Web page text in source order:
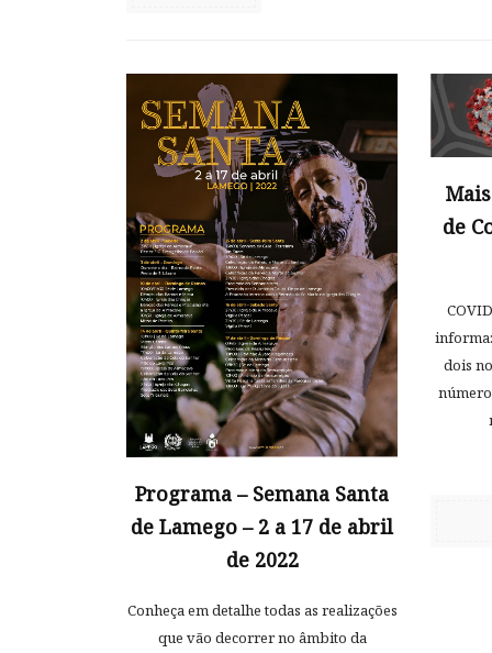
Programa – Semana Santa
de Lamego – 2 a 17 de abril
de 2022
Conheça em detalhe todas as realizações
que vão decorrer no âmbito da
de
dois